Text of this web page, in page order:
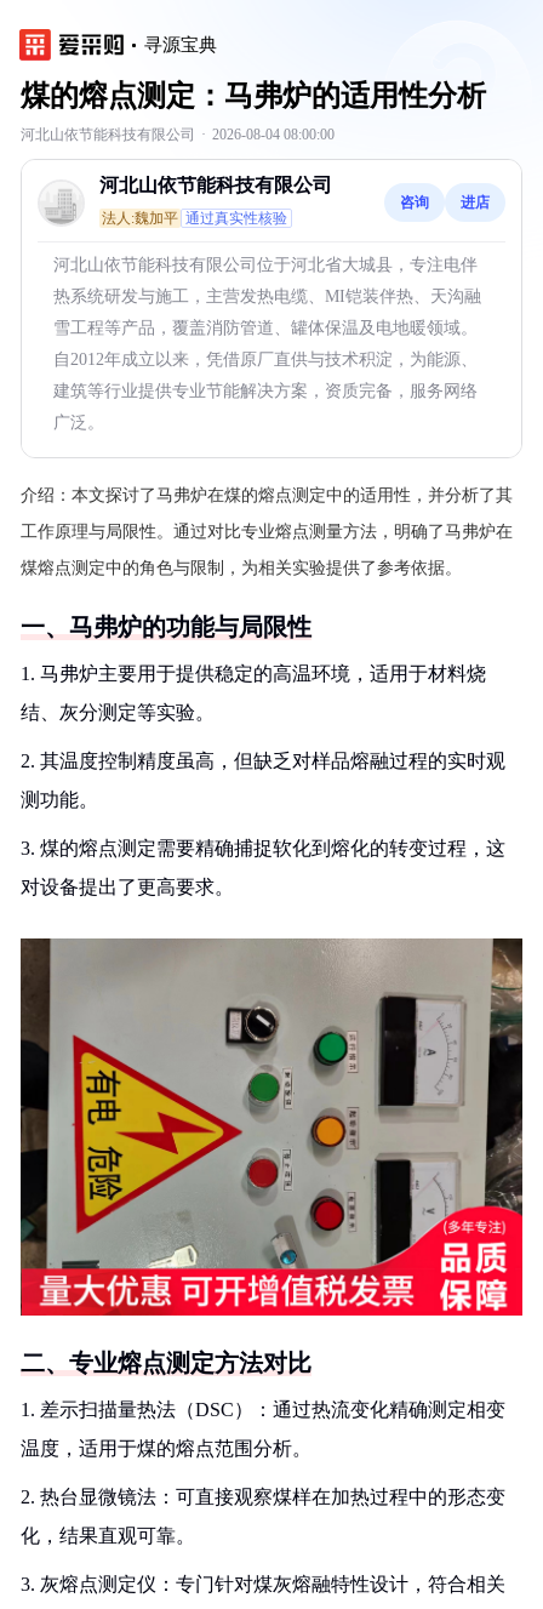
寻源宝典
煤的熔点测定：马弗炉的适用性分析
河北山依节能科技有限公司 · 2026-08-04 08:00:00
河北山依节能科技有限公司
法人:魏加平 通过真实性核验
咨询 进店
河北山依节能科技有限公司位于河北省大城县，专注电伴
热系统研发与施工，主营发热电缆、MI铠装伴热、天沟融
雪工程等产品，覆盖消防管道、罐体保温及电地暖领域。
自2012年成立以来，凭借原厂直供与技术积淀，为能源、
建筑等行业提供专业节能解决方案，资质完备，服务网络
广泛。
介绍： 本文探讨了马弗炉在煤的熔点测定中的适用性，并分析了其
工作原理与局限性。通过对比专业熔点测量方法，明确了马弗炉在
煤熔点测定中的角色与限制，为相关实验提供了参考依据。
一、马弗炉的功能与局限性
1. 马弗炉主要用于提供稳定的高温环境，适用于材料烧
结、灰分测定等实验。
2. 其温度控制精度虽高，但缺乏对样品熔融过程的实时观
测功能。
3. 煤的熔点测定需要精确捕捉软化到熔化的转变过程，这
对设备提出了更高要求。
二、专业熔点测定方法对比
1. 差示扫描量热法（DSC）：通过热流变化精确测定相变
温度，适用于煤的熔点范围分析。
2. 热台显微镜法：可直接观察煤样在加热过程中的形态变
化，结果直观可靠。
3. 灰熔点测定仪：专门针对煤灰熔融特性设计，符合相关